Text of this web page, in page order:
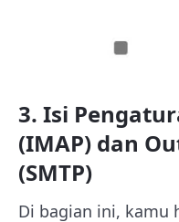
3. Isi
(IMAP) dan
(SMTP)
Di bagian ini, kamu